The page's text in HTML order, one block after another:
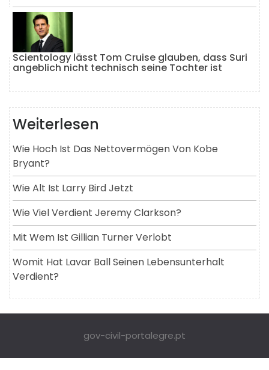
Scientology lässt Tom Cruise glauben, dass Suri
angeblich nicht technisch seine Tochter ist
Weiterlesen
Wie Hoch Ist Das Nettovermögen Von Kobe
Bryant?
Wie Alt Ist Larry Bird Jetzt
Wie Viel Verdient Jeremy Clarkson?
Mit Wem Ist Gillian Turner Verlobt
Womit Hat Lavar Ball Seinen Lebensunterhalt
Verdient?
gov-civil-portalegre.pt